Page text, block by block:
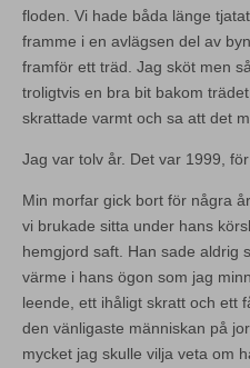
floden. Vi hade båda länge
framme i en avlägsen del av
framför ett träd. Jag sköt men
troligtvis en bra bit bakom
skrattade varmt och sa att det
Jag var tolv år. Det var 1999,
Min morfar gick bort för några
vi brukade sitta under hans
hemgjord saft. Han sade aldrig
värme i hans ögon som jag
leende, ett ihåligt skratt och ett
den vänligaste människan på
mycket jag skulle vilja veta om